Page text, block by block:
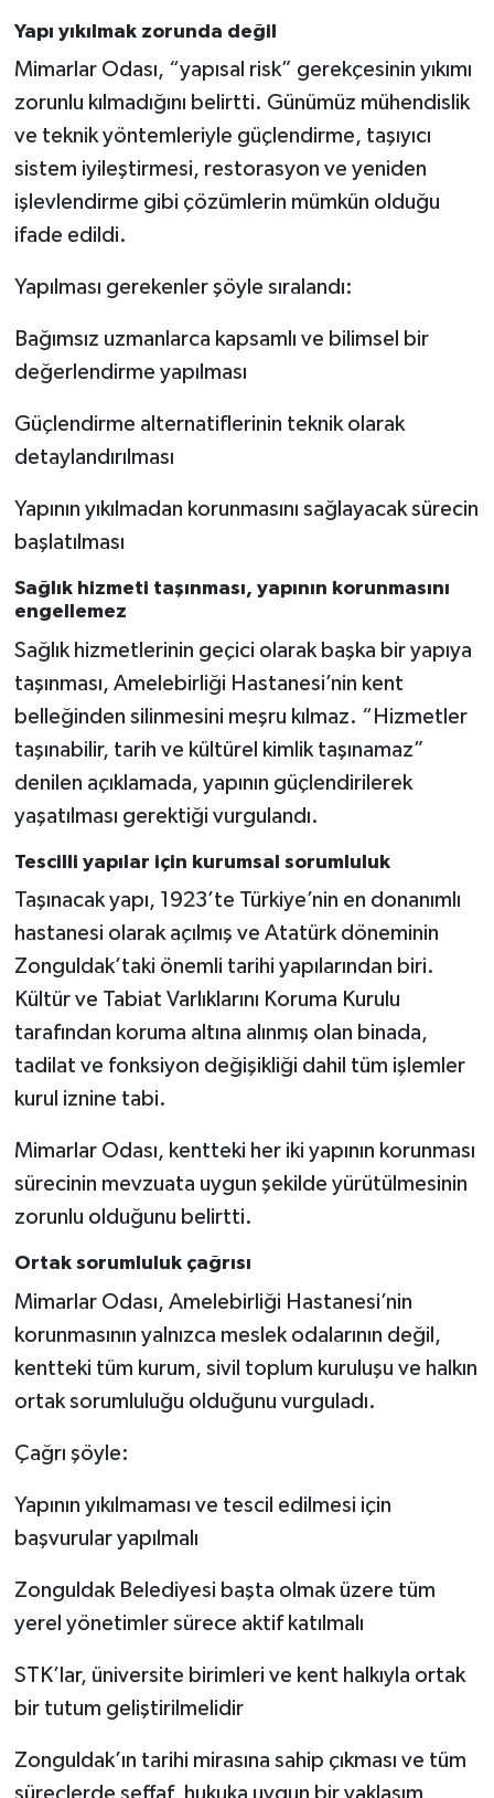
Yapı yıkılmak zorunda değil
Mimarlar Odası, “yapısal risk” gerekçesinin yıkımı
zorunlu kılmadığını belirtti. Günümüz mühendislik
ve teknik yöntemleriyle güçlendirme, taşıyıcı
sistem iyileştirmesi, restorasyon ve yeniden
işlevlendirme gibi çözümlerin mümkün olduğu
ifade edildi.
Yapılması gerekenler şöyle sıralandı:
Bağımsız uzmanlarca kapsamlı ve bilimsel bir
değerlendirme yapılması
Güçlendirme alternatiflerinin teknik olarak
detaylandırılması
Yapının yıkılmadan korunmasını sağlayacak sürecin
başlatılması
Sağlık hizmeti taşınması, yapının korunmasını
engellemez
Sağlık hizmetlerinin geçici olarak başka bir yapıya
taşınması, Amelebirliği Hastanesi’nin kent
belleğinden silinmesini meşru kılmaz. “Hizmetler
taşınabilir, tarih ve kültürel kimlik taşınamaz”
denilen açıklamada, yapının güçlendirilerek
yaşatılması gerektiği vurgulandı.
Tescilli yapılar için kurumsal sorumluluk
Taşınacak yapı, 1923’te Türkiye’nin en donanımlı
hastanesi olarak açılmış ve Atatürk döneminin
Zonguldak’taki önemli tarihi yapılarından biri.
Kültür ve Tabiat Varlıklarını Koruma Kurulu
tarafından koruma altına alınmış olan binada,
tadilat ve fonksiyon değişikliği dahil tüm işlemler
kurul iznine tabi.
Mimarlar Odası, kentteki her iki yapının korunması
sürecinin mevzuata uygun şekilde yürütülmesinin
zorunlu olduğunu belirtti.
Ortak sorumluluk çağrısı
Mimarlar Odası, Amelebirliği Hastanesi’nin
korunmasının yalnızca meslek odalarının değil,
kentteki tüm kurum, sivil toplum kuruluşu ve halkın
ortak sorumluluğu olduğunu vurguladı.
Çağrı şöyle:
Yapının yıkılmaması ve tescil edilmesi için
başvurular yapılmalı
Zonguldak Belediyesi başta olmak üzere tüm
yerel yönetimler sürece aktif katılmalı
STK’lar, üniversite birimleri ve kent halkıyla ortak
bir tutum geliştirilmelidir
Zonguldak’ın tarihi mirasına sahip çıkması ve tüm
süreçlerde şeffaf, hukuka uygun bir yaklaşım